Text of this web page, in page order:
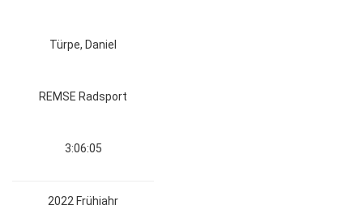
Türpe, Daniel
REMSE Radsport
3:06:05
2022 Frühjahr